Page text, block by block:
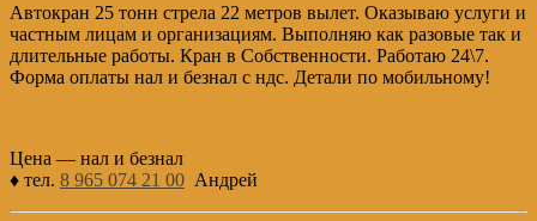
Автокран 25 тонн стрела 22 метров вылет. Оказываю услуги и
частным лицам и организациям. Выполняю как разовые так и
длительные работы. Кран в Собственности. Работаю 24\7.
Форма оплаты нал и безнал с ндс. Детали по мобильному!
Цена — нал и безнал
♦ тел. 8 965 074 21 00 Андрей